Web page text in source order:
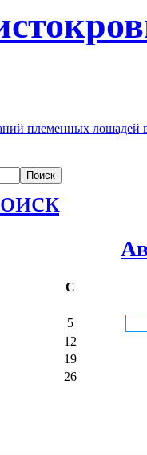
лошадей
С
5
12
19
26